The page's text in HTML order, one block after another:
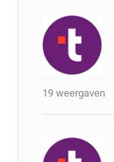
19 weergaven